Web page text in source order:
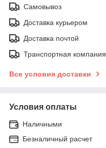
Самовывоз
Доставка курьером
Доставка почтой
Транспортная компания
Все условия доставки
Условия оплаты
Наличными
Безналичный расчет